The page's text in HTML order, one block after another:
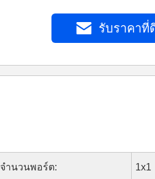
รับราคาที่
จำนวนพอร์ต: 1x1